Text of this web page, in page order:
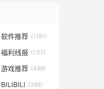
软件推荐 (1181)
福利线报 (737)
游戏推荐 (489)
BILIBILI (388)